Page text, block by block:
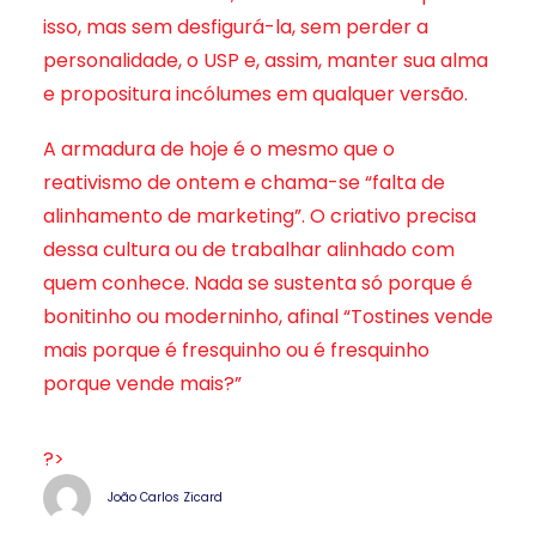
isso, mas sem desfigurá-la, sem perder a
personalidade, o USP e, assim, manter sua alma
e propositura incólumes em qualquer versão.
A armadura de hoje é o mesmo que o
reativismo de ontem e chama-se “falta de
alinhamento de marketing”. O criativo precisa
dessa cultura ou de trabalhar alinhado com
quem conhece. Nada se sustenta só porque é
bonitinho ou moderninho, afinal “Tostines vende
mais porque é fresquinho ou é fresquinho
porque vende mais?”
?>
João Carlos Zicard